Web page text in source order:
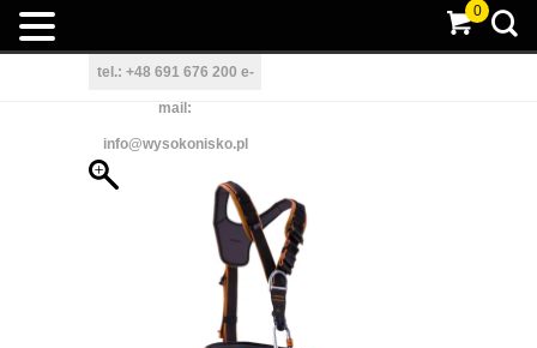
tel.: +48 691 676 200 e-
mail:
info@wysokonisko.pl
0